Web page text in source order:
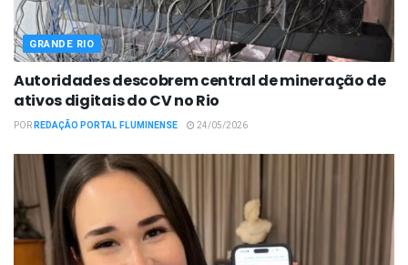
GRANDE RIO
Autoridades descobrem central de mineração de
ativos digitais do CV no Rio
PORREDAÇÃO PORTAL FLUMINENSE 24/05/2026